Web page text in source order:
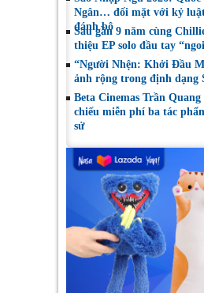
Ngân… đối mặt với kỷ
đánh bộ
Sau gần 9 năm cùng
thiệu EP solo đầu tay
“Người Nhện: Khởi Đầu
ảnh rộng trong định dạng
Beta Cinemas Trần
chiếu miễn phí ba tác
sử